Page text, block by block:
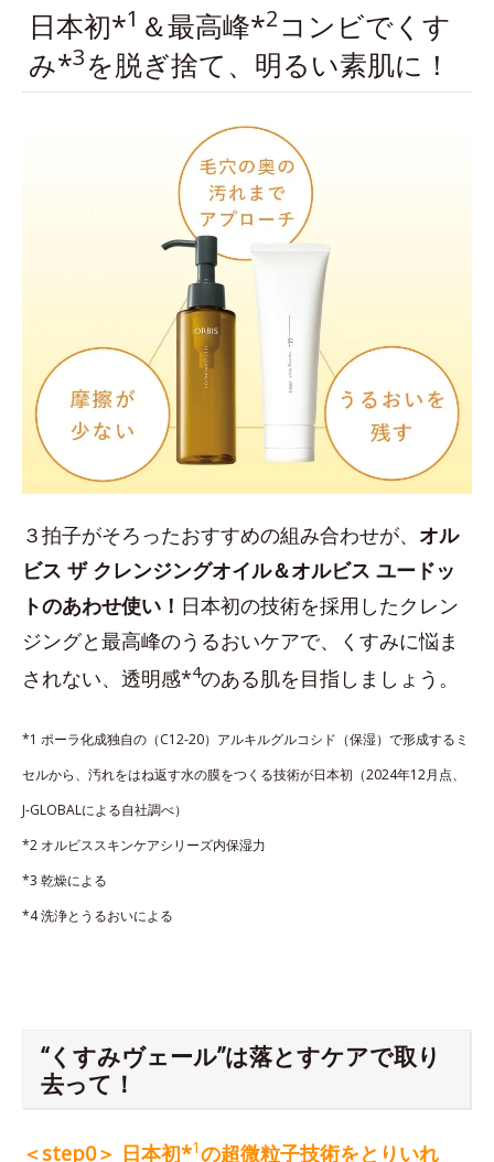
日本初*1 ＆最高峰*2コンビでくす
み*3を脱ぎ捨て、明るい素肌に！
３拍子がそろったおすすめの組み合わせが、 オル
ビス ザ クレンジングオイル＆オルビス ユードッ
トのあわせ使い！ 日本初の技術を採用したクレン
ジングと最高峰のうるおいケアで、くすみに悩ま
されない、透明感*4のある肌を目指しましょう。
*1 ポーラ化成独自の（C12-20）アルキルグルコシド（保湿）で形成するミ
セルから、汚れをはね返す水の膜をつくる技術が日本初（2024年12月点、
J-GLOBALによる自社調べ）
*2 オルビススキンケアシリーズ内保湿力
*3 乾燥による
*4 洗浄とうるおいによる
“くすみヴェール”は落とすケアで取り
去って！
＜step0＞ 日本初*1の超微粒子技術をとりいれ